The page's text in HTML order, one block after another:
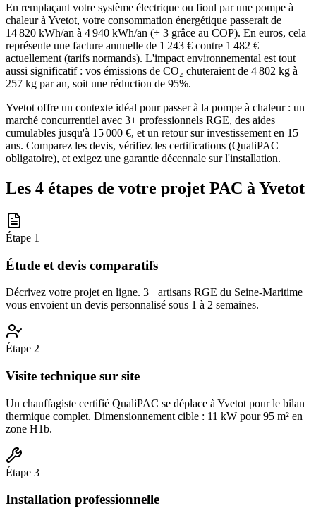
En remplaçant votre système électrique ou fioul par une pompe à
chaleur à Yvetot, votre consommation énergétique passerait de
14 820 kWh/an à 4 940 kWh/an (÷ 3 grâce au COP). En euros, cela
représente une facture annuelle de 1 243 € contre 1 482 €
actuellement (tarifs normands). L'impact environnemental est tout
aussi significatif : vos émissions de CO₂ chuteraient de 4 802 kg à
257 kg par an, soit une réduction de 95%.
Yvetot offre un contexte idéal pour passer à la pompe à chaleur : un
marché concurrentiel avec 3+ professionnels RGE, des aides
cumulables jusqu'à 15 000 €, et un retour sur investissement en 15
ans. Comparez les devis, vérifiez les certifications (QualiPAC
obligatoire), et exigez une garantie décennale sur l'installation.
Les 4 étapes de votre projet PAC à Yvetot
Étape 1
Étude et devis comparatifs
Décrivez votre projet en ligne. 3+ artisans RGE du Seine-Maritime
vous envoient un devis personnalisé sous 1 à 2 semaines.
Étape 2
Visite technique sur site
Un chauffagiste certifié QualiPAC se déplace à Yvetot pour le bilan
thermique complet. Dimensionnement cible : 11 kW pour 95 m² en
zone H1b.
Étape 3
Installation professionnelle